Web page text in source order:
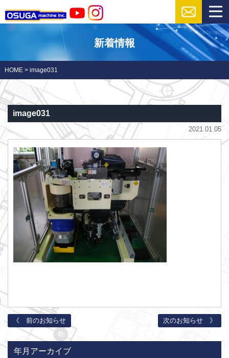
新着情報
HOME> image031
image031
2021.01.05
《 前のお知らせ 次のお知らせ 》
年月アーカイブ